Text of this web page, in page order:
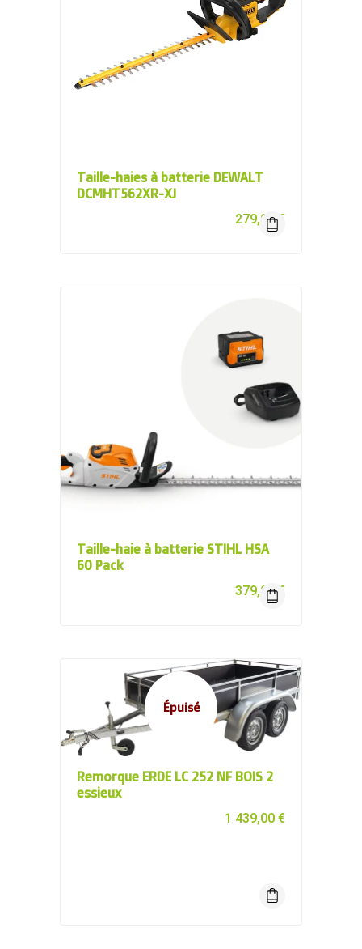
Taille-haies à batterie DEWALT
DCMHT562XR-XJ
279,00€
Taille-haie à batterie STIHL HSA
60 Pack
379,00€
Épuisé
Remorque ERDE LC 252 NF BOIS 2
essieux
1 439,00€